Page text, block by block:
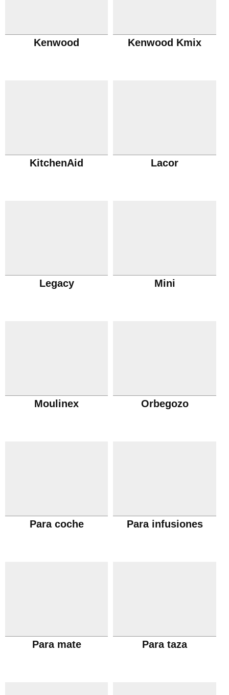
Kenwood Kenwood Kmix
KitchenAid Lacor
Legacy Mini
Moulinex Orbegozo
Para coche Para infusiones
Para mate Para taza